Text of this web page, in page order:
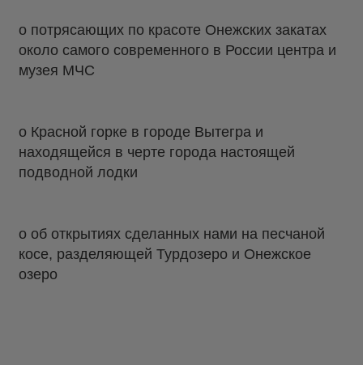
о потрясающих по красоте Онежских закатах
около самого современного в России центра и
музея МЧС
о Красной горке в городе Вытегра и
находящейся в черте города настоящей
подводной лодки
о об открытиях сделанных нами на песчаной
косе, разделяющей Турдозеро и Онежское
озеро